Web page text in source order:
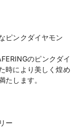
ピンクダイヤモン
のピンクダイ
時により美しく煌め
たします。
ー